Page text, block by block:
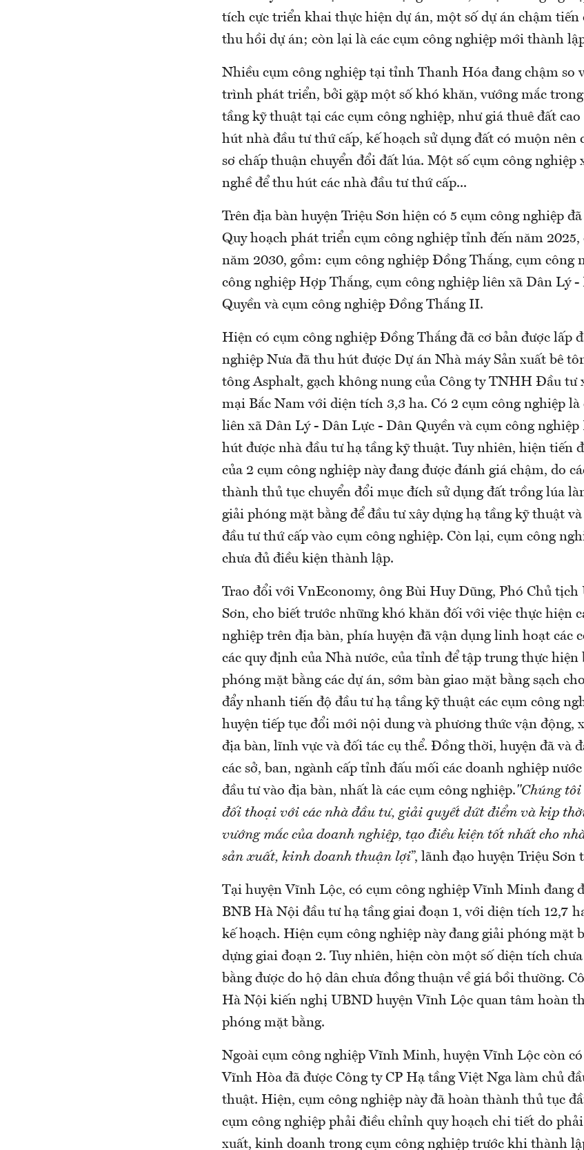
tích cực triển khai thực hiện dự án, một số dự án chậm tiến
thu hồi dự án; còn lại là các cụm công nghiệp mới thành
Nhiều cụm công nghiệp tại tỉnh Thanh Hóa đang chậm so
trình phát triển, bởi gặp một số khó khăn, vướng mắc
tầng kỹ thuật tại các cụm công nghiệp, như giá thuê đất
hút nhà đầu tư thứ cấp, kế hoạch sử dụng đất có muộn nên
sơ chấp thuận chuyển đổi đất lúa. Một số cụm công nghiệp
nghề để thu hút các nhà đầu tư thứ cấp...
Trên địa bàn huyện Triệu Sơn hiện có 5 cụm công nghiệp
Quy hoạch phát triển cụm công nghiệp tỉnh đến năm
năm 2030, gồm: cụm công nghiệp Đồng Thắng, cụm công
công nghiệp Hợp Thắng, cụm công nghiệp liên xã Dân Lý
Quyền và cụm công nghiệp Đồng Thắng II.
Hiện có cụm công nghiệp Đồng Thắng đã cơ bản được lấp
nghiệp Nưa đã thu hút được Dự án Nhà máy Sản xuất bê
tông Asphalt, gạch không nung của Công ty TNHH Đầu tư
mại Bắc Nam với diện tích 3,3 ha. Có 2 cụm công nghiệp
liên xã Dân Lý - Dân Lực - Dân Quyền và cụm công
hút được nhà đầu tư hạ tầng kỹ thuật. Tuy nhiên, hiện tiến
của 2 cụm công nghiệp này đang được đánh giá chậm, do
thành thủ tục chuyển đổi mục đích sử dụng đất trồng lúa
giải phóng mặt bằng để đầu tư xây dựng hạ tầng kỹ thuật
đầu tư thứ cấp vào cụm công nghiệp. Còn lại, cụm công
chưa đủ điều kiện thành lập.
Trao đổi với VnEconomy, ông Bùi Huy Dũng, Phó Chủ tịch
Sơn, cho biết trước những khó khăn đối với việc thực hiện
nghiệp trên địa bàn, phía huyện đã vận dụng linh hoạt các
các quy định của Nhà nước, của tỉnh để tập trung thực
phóng mặt bằng các dự án, sớm bàn giao mặt bằng sạch
đẩy nhanh tiến độ đầu tư hạ tầng kỹ thuật các cụm công
huyện tiếp tục đổi mới nội dung và phương thức vận động,
địa bàn, lĩnh vực và đối tác cụ thể. Đồng thời, huyện đã và
các sở, ban, ngành cấp tỉnh đấu mối các doanh nghiệp
đầu tư vào địa bàn, nhất là các cụm công nghiệp."Chúng tôi
đối thoại với các nhà đầu tư, giải quyết dứt điểm và kịp
vướng mắc của doanh nghiệp, tạo điều kiện tốt nhất cho
sản xuất, kinh doanh thuận lợi”, lãnh đạo huyện Triệu Sơn
Tại huyện Vĩnh Lộc, có cụm công nghiệp Vĩnh Minh đang
BNB Hà Nội đầu tư hạ tầng giai đoạn 1, với diện tích 12,7
kế hoạch. Hiện cụm công nghiệp này đang giải phóng mặt
dựng giai đoạn 2. Tuy nhiên, hiện còn một số diện tích
bằng được do hộ dân chưa đồng thuận về giá bồi thường.
Hà Nội kiến nghị UBND huyện Vĩnh Lộc quan tâm hoàn
phóng mặt bằng.
Ngoài cụm công nghiệp Vĩnh Minh, huyện Vĩnh Lộc còn
Vĩnh Hòa đã được Công ty CP Hạ tầng Việt Nga làm chủ
thuật. Hiện, cụm công nghiệp này đã hoàn thành thủ tục
cụm công nghiệp phải điều chỉnh quy hoạch chi tiết do phải
xuất, kinh doanh trong cụm công nghiệp trước khi thành